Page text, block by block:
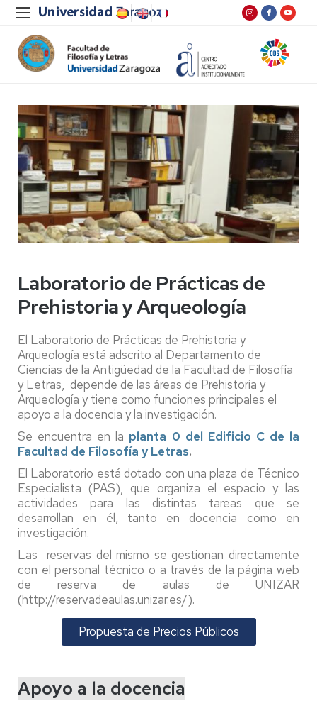
Laboratorio de Prácticas de
Prehistoria y Arqueología
El Laboratorio de Prácticas de Prehistoria y
Arqueología está adscrito al Departamento de
Ciencias de la Antigüedad de la Facultad de Filosofía
y Letras, depende de las áreas de Prehistoria y
Arqueología y tiene como funciones principales el
apoyo a la docencia y la investigación.
Se encuentra en la planta 0 del Edificio C de la
Facultad de Filosofía y Letras.
El Laboratorio está dotado con una plaza de Técnico
Especialista (PAS), que organiza el espacio y las
actividades para las distintas tareas que se
desarrollan en él, tanto en docencia como en
investigación.
Las reservas del mismo se gestionan directamente
con el personal técnico o a través de la página web
de reserva de aulas de UNIZAR
(http://reservadeaulas.unizar.es/).
Propuesta de Precios Públicos
Apoyo a la docencia